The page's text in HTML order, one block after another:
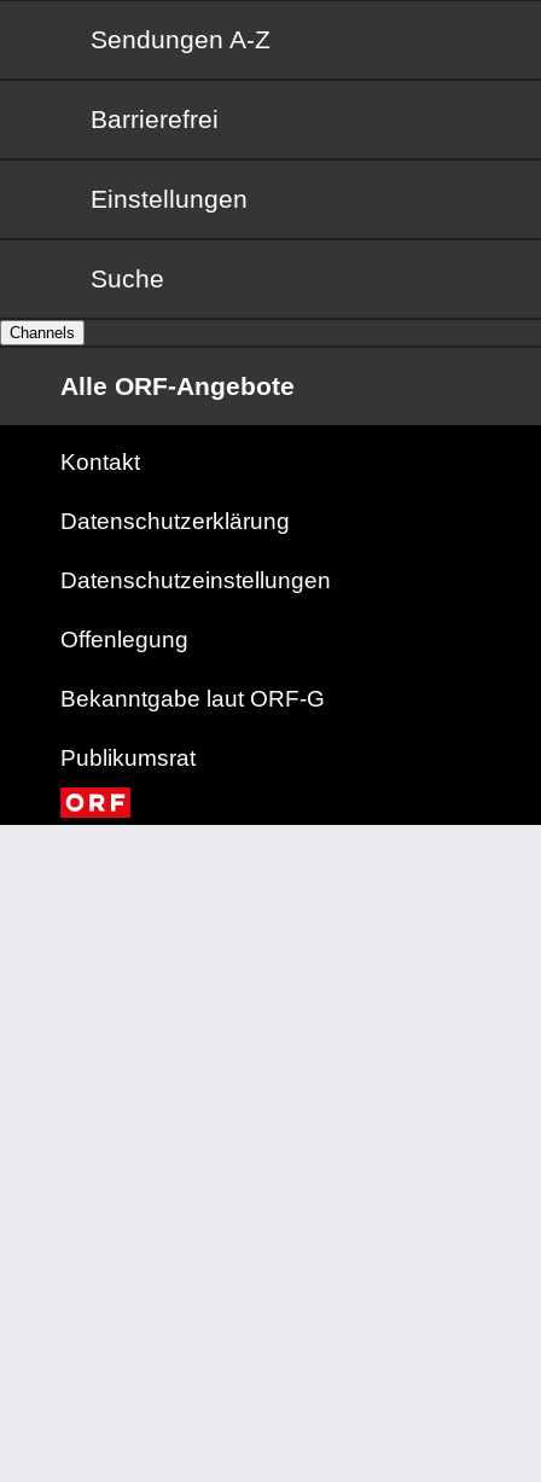
Sendungen von A bis Z
Sendungen A-Z
Barrierefrei
Barrierefrei
Einstellungen
Suche
Channels
Alle ORF-Angebote
Kontakt
Datenschutzerklärung
Datenschutzeinstellungen
Offenlegung
Bekanntgabe laut ORF-G
Publikumsrat